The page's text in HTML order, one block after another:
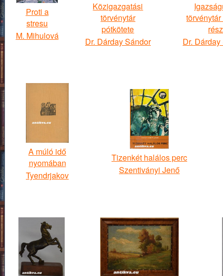
Proti a
stresu
M. Mihulová
Közigazgatási
törvénytár
pótkötete
Dr. Dárday Sándor
rész
Dr.
A múló idő
nyomában
Tyendrjakov
Tizenkét halálos perc
Szentiványi Jenő